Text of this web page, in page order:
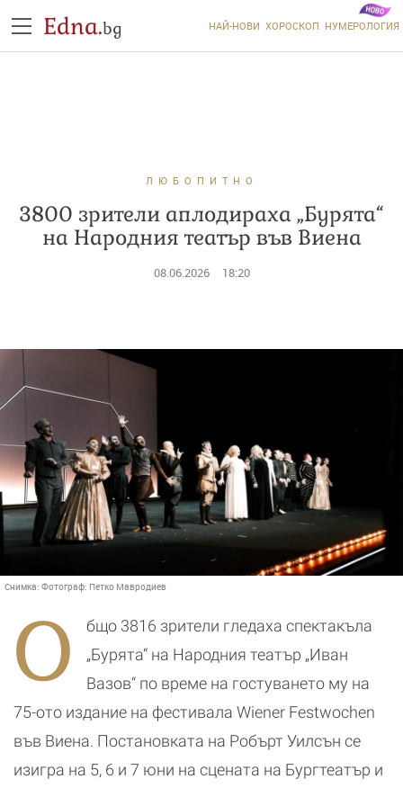
Edna.bg НАЙ-НОВИ ХОРОСКОП НУМЕРОЛОГИЯ
ЛЮБОПИТНО
3800 зрители аплодираха „Бурята“
на Народния театър във Виена
08.06.2026 18:20
Снимка: Фотограф: Петко Мавродиев
О
бщо 3816 зрители гледаха спектакъла
„Бурята“ на Народния театър „Иван
Вазов“ по време на гостуването му на
75-ото издание на фестивала Wiener Festwochen
във Виена. Постановката на Робърт Уилсън се
изигра на 5, 6 и 7 юни на сцената на Бургтеатър и